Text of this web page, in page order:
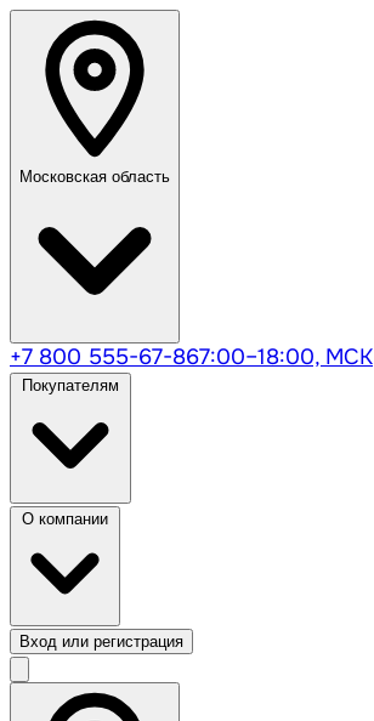
Московская область
+7 800 555-67-867:00–18:00, МСК
Вход или регистрация